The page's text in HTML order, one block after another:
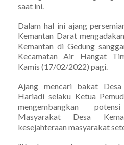
saat ini.
Dalam hal ini ajang
Kemantan Darat
Kemantan di Gedung
Kecamatan Air Hangat
Kamis (17/02/2022) pagi.
Ajang mencari bakat
Hariadi selaku Ketua
mengembangkan
Masyarakat Desa
kesejahteraan masyarakat